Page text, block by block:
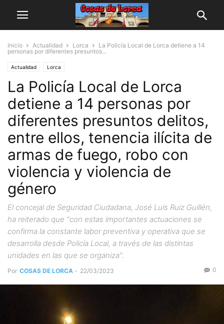
Inicio Actualidad Lorca
La Policía Local de Lorca detiene a 14
personas por diferentes presuntos...
Actualidad Lorca
La Policía Local de Lorca
detiene a 14 personas por
diferentes presuntos delitos,
entre ellos, tenencia ilícita de
armas de fuego, robo con
violencia y violencia de
género
El concejal de Seguridad Ciudadana, José Luis Ruiz Guillén,
ha reiterado que "con estas importantes actuaciones se
confirma la constante labor preventiva y operativa que se
desarrolla desde Policía Local, a través de las distintas
unidades en las que se organiza".
Por COSAS DE LORCA - 22/03/2023 0